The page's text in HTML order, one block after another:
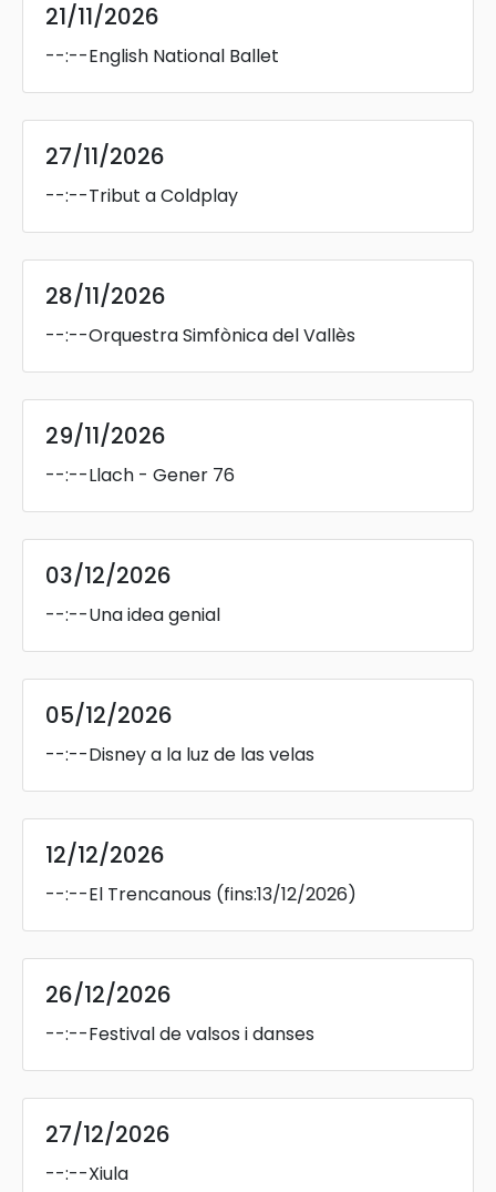
21/11/2026
--:--English National Ballet
27/11/2026
--:--Tribut a Coldplay
28/11/2026
--:--Orquestra Simfònica del Vallès
29/11/2026
--:--Llach - Gener 76
03/12/2026
--:--Una idea genial
05/12/2026
--:--Disney a la luz de las velas
12/12/2026
--:--El Trencanous (fins:13/12/2026)
26/12/2026
--:--Festival de valsos i danses
27/12/2026
--:--Xiula